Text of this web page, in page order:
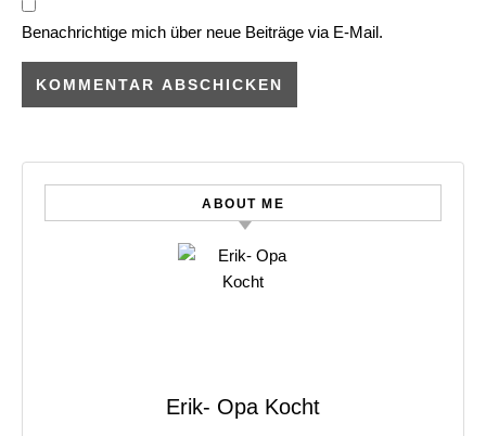
Benachrichtige mich über neue Beiträge via E-Mail.
ABOUT ME
Erik- Opa Kocht